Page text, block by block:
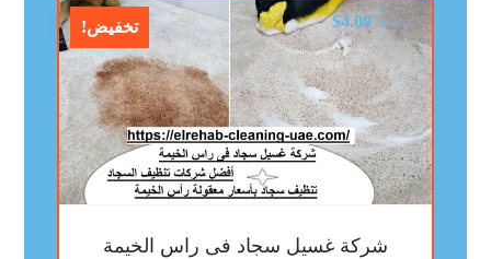
تخفيض!
شركة غسيل سجاد فى راس الخيمة
$6.00
$4.00